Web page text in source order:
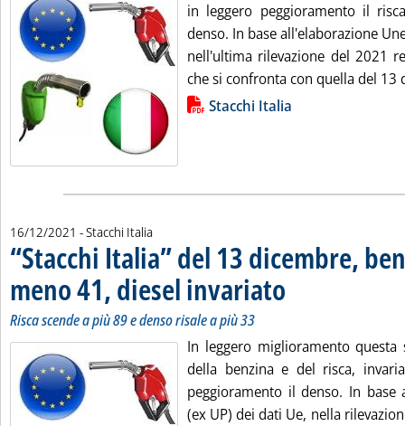
in leggero peggioramento il
denso. In base all'elaborazione
nell'ultima rilevazione del 2021
che si confronta con quella del 13
Lista allegati PDF alla notizia
Stacchi Italia
16/12/2021 - Stacchi Italia
“Stacchi Italia” del 13 dicembre,
meno 41, diesel invariato
Risca scende a più 89 e denso risale a più 33
In leggero miglioramento questa
della benzina e del risca,
peggioramento il denso. In base
(ex UP) dei dati Ue, nella